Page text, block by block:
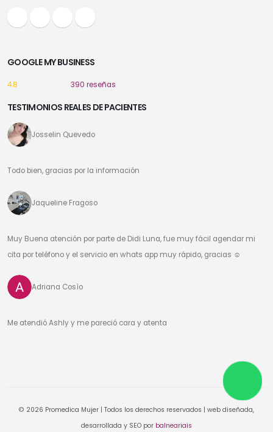
GOOGLE MY BUSINESS
4.8 390 reseñas
TESTIMONIOS REALES DE PACIENTES
Josselin Quevedo
Todo bien, gracias por la información
Jaqueline Fragoso
Muy Buena atención por parte de Didi Luna, fue muy fácil agendar mi
cita por teléfono y el servicio en whats app muy rápido, gracias ☺️
Adriana Cosìo
Me atendió Ashly y me pareció cara y atenta
© 2026 Promedica Mujer | Todos los derechos reservados | web diseñada,
desarrollada y SEO por balneariais